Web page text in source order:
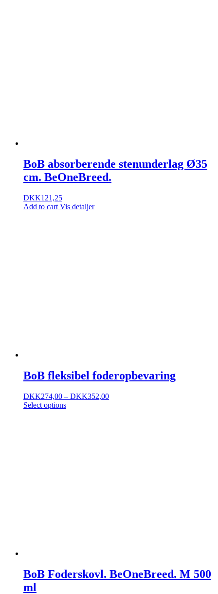
BoB absorberende stenunderlag Ø35
cm. BeOneBreed.
DKK121,25
Add to cart Vis detaljer
BoB fleksibel foderopbevaring
DKK274,00 – DKK352,00
Select options
BoB Foderskovl. BeOneBreed. M 500
ml